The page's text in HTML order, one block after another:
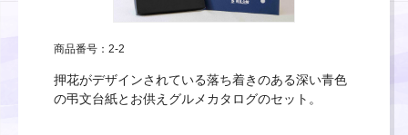
商品番号：2-2
押花がデザインされている落ち着きのある深い青色
の弔文台紙とお供えグルメカタログのセット。